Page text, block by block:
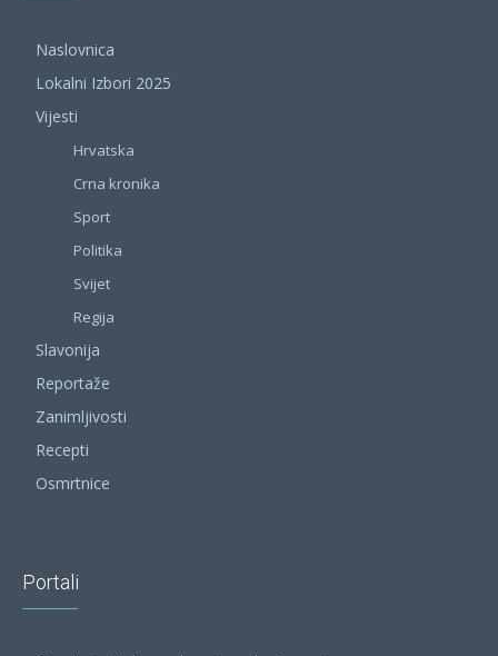
Naslovnica
Lokalni Izbori 2025
Vijesti
Hrvatska
Crna kronika
Sport
Politika
Svijet
Regija
Slavonija
Reportaže
Zanimljivosti
Recepti
Osmrtnice
Portali